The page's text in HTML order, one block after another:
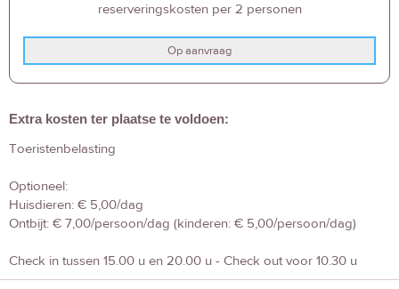
reserveringskosten per 2 personen
Op aanvraag
Extra kosten ter plaatse te voldoen:
Toeristenbelasting
Optioneel:
Huisdieren: € 5,00/dag
Ontbijt: € 7,00/persoon/dag (kinderen: € 5,00/persoon/dag)
Check in tussen 15.00 u en 20.00 u - Check out voor 10.30 u